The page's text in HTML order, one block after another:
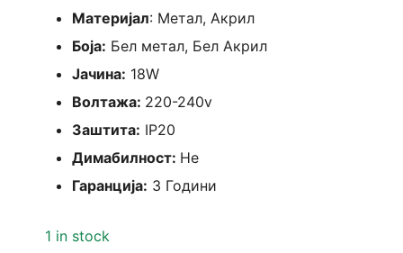
Материјал: Метал, Акрил
Боја: Бел метал, Бел Акрил
Јачина: 18W
Волтажа: 220-240v
Заштита: IP20
Димабилност: Не
Гаранција: 3 Години
1 in stock